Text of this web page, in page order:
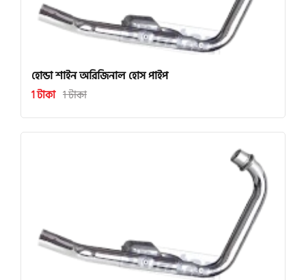
হোন্ডা শাইন অরিজিনাল হোস পাইপ
1 টাকা 1 টাকা